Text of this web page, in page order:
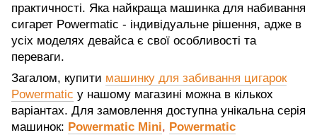
практичності. Яка найкраща машинка для набивання
сигарет Powermatic - індивідуальне рішення, адже в
усіх моделях девайса є свої особливості та
переваги.
Загалом, купити машинку для забивання цигарок
Powermatic у нашому магазині можна в кількох
варіантах. Для замовлення доступна унікальна серія
машинок: Powermatic Mini, Powermatic